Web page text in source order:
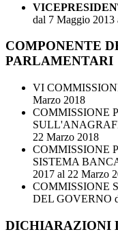
dal 7 Maggio
COMPONENTE
PARLAMENTARI
VI
Marzo 2018
COMMISSIONE
22 Marzo 2018
COMMISSIONE
SISTEMA
2017 al 22 Marzo
COMMISSIONE
DEL GOVERNO
DICHIARAZIONI